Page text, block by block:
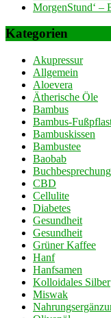
MorgenStund‘ –
Kategorien
Akupressur
Allgemein
Aloevera
Ätherische Öle
Bambus
Bambus-
Bambuskissen
Bambustee
Baobab
Buchbesprechung
CBD
Cellulite
Diabetes
Gesundheit
Gesundheit
Grüner Kaffee
Hanf
Hanfsamen
Kolloidales Silber
Miswak